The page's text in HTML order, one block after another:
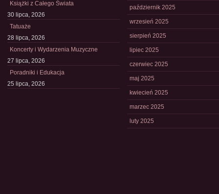
Książki z Całego Świata
30 lipca, 2026
Tatuaże
28 lipca, 2026
Koncerty i Wydarzenia Muzyczne
27 lipca, 2026
Poradniki i Edukacja
25 lipca, 2026
październik 2025
wrzesień 2025
sierpień 2025
lipiec 2025
czerwiec 2025
maj 2025
kwiecień 2025
marzec 2025
luty 2025